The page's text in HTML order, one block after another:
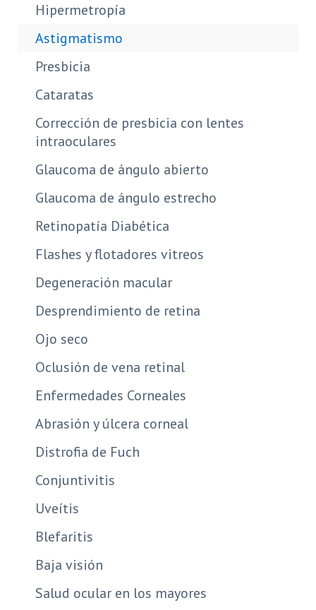
Hipermetropía
Astigmatismo
Presbicia
Cataratas
Corrección de presbicia con lentes
intraoculares
Glaucoma de ángulo abierto
Glaucoma de ángulo estrecho
Retinopatía Diabética
Flashes y flotadores vitreos
Degeneración macular
Desprendimiento de retina
Ojo seco
Oclusión de vena retinal
Enfermedades Corneales
Abrasión y úlcera corneal
Distrofia de Fuch
Conjuntivitis
Uveítis
Blefaritis
Baja visión
Salud ocular en los mayores